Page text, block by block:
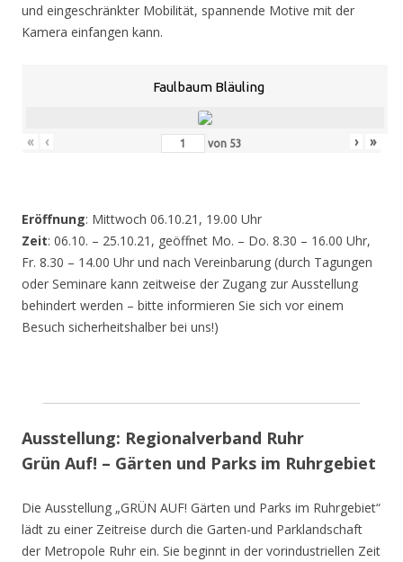
und eingeschränkter Mobilität, spannende Motive mit der
Kamera einfangen kann.
Faulbaum Bläuling
« ‹ von 53 › »
Eröffnung: Mittwoch 06.10.21, 19.00 Uhr
Zeit: 06.10. – 25.10.21, geöffnet Mo. – Do. 8.30 – 16.00 Uhr,
Fr. 8.30 – 14.00 Uhr und nach Vereinbarung (durch Tagungen
oder Seminare kann zeitweise der Zugang zur Ausstellung
behindert werden – bitte informieren Sie sich vor einem
Besuch sicherheitshalber bei uns!)
Ausstellung: Regionalverband Ruhr
Grün Auf! – Gärten und Parks im Ruhrgebiet
Die Ausstellung „GRÜN AUF! Gärten und Parks im Ruhrgebiet“
lädt zu einer Zeitreise durch die Garten-und Parklandschaft
der Metropole Ruhr ein. Sie beginnt in der vorindustriellen Zeit